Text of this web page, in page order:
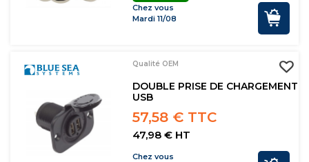
Chez vous
Mardi 11/08
Qualité OEM
DOUBLE PRISE DE CHARGEMENT
USB
57,58 € TTC
47,98 € HT
Chez vous